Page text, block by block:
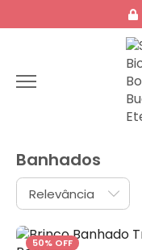
Banhados
50% OFF